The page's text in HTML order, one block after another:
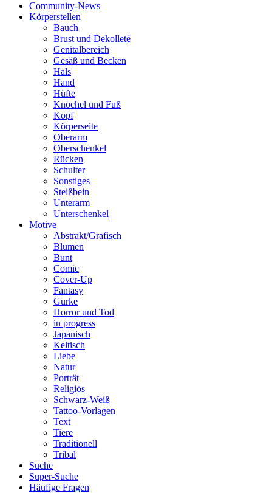
Community-News
Körperstellen
Bauch
Brust und Dekolleté
Genitalbereich
Gesäß und Becken
Hals
Hand
Hüfte
Knöchel und Fuß
Kopf
Körperseite
Oberarm
Oberschenkel
Rücken
Schulter
Sonstiges
Steißbein
Unterarm
Unterschenkel
Motive
Abstrakt/Grafisch
Blumen
Bunt
Comic
Cover-Up
Fantasy
Gurke
Horror und Tod
in progress
Japanisch
Keltisch
Liebe
Natur
Porträt
Religiös
Schwarz-Weiß
Tattoo-Vorlagen
Text
Tiere
Traditionell
Tribal
Suche
Super-Suche
Häufige Fragen